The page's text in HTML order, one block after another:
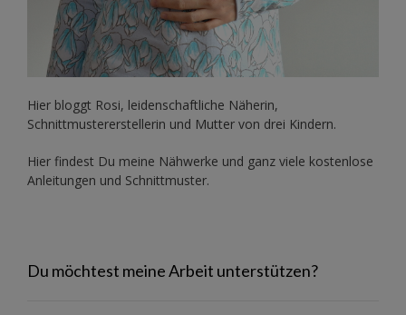
Hier bloggt Rosi, leidenschaftliche Näherin,
Schnittmustererstellerin und Mutter von drei Kindern.
Hier findest Du meine Nähwerke und ganz viele kostenlose
Anleitungen und Schnittmuster.
Du möchtest meine Arbeit unterstützen?